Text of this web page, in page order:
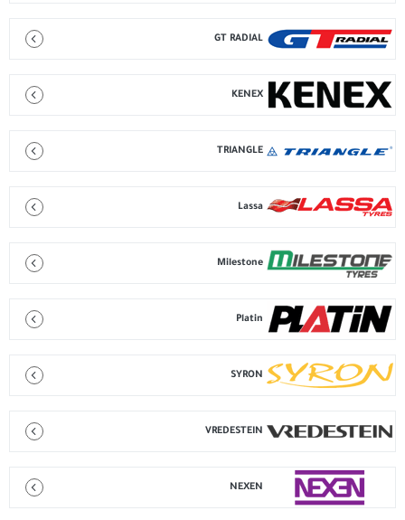
GT RADIAL
KENEX
TRIANGLE
Lassa
Milestone
Platin
SYRON
VREDESTEIN
NEXEN